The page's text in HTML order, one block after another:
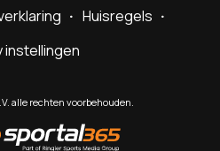
Huisregels
instellingen
alle rechten voorbehouden.
by
Sportal365